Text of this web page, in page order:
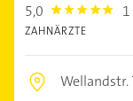
5,0 5.0
ZAHNÄRZTE
Wellandstr.